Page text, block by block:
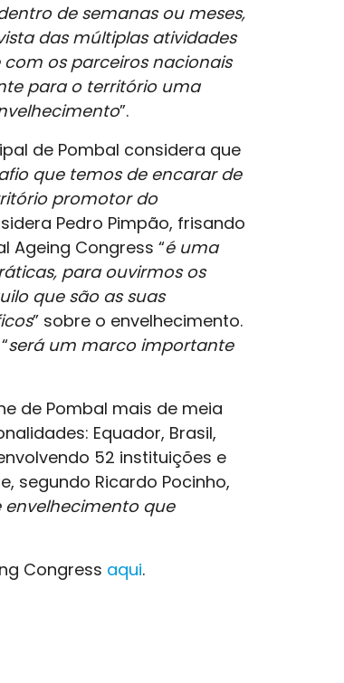
de semanas ou meses,
das múltiplas atividades
os parceiros nacionais
para o território uma
”.
de Pombal considera que
que temos de encarar de
promotor do
Pedro Pimpão, frisando
Ageing Congress “é uma
para ouvirmos os
que são as suas
” sobre o envelhecimento.
será um marco importante
de Pombal mais de meia
Equador, Brasil,
52 instituições e
segundo Ricardo Pocinho,
que
Congress aqui.